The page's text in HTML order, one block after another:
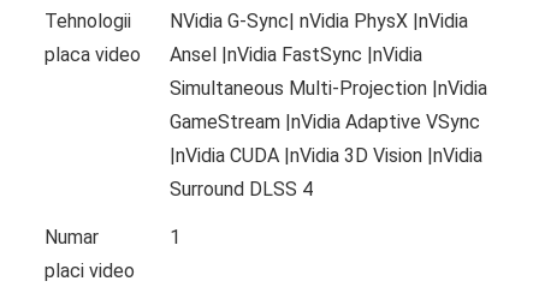
Tehnologii
placa video
NVidia G-Sync| nVidia PhysX |nVidia
Ansel |nVidia FastSync |nVidia
Simultaneous Multi-Projection |nVidia
GameStream |nVidia Adaptive VSync
|nVidia CUDA |nVidia 3D Vision |nVidia
Surround DLSS 4
Numar
placi video
1